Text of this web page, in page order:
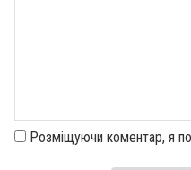
Розміщуючи коментар, я